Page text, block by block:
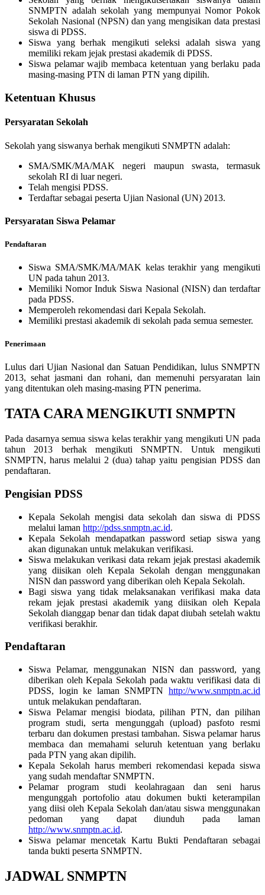
SNMPTN adalah sekolah yang mempunyai Nomor Pokok
Sekolah Nasional (NPSN) dan yang mengisikan data prestasi
siswa di PDSS.
Siswa yang berhak mengikuti seleksi adalah siswa yang
memiliki rekam jejak prestasi akademik di PDSS.
Siswa pelamar wajib membaca ketentuan yang berlaku pada
masing-masing PTN di laman PTN yang dipilih.
Ketentuan Khusus
Persyaratan Sekolah
Sekolah yang siswanya berhak mengikuti SNMPTN adalah:
SMA/SMK/MA/MAK negeri maupun swasta, termasuk
sekolah RI di luar negeri.
Telah mengisi PDSS.
Terdaftar sebagai peserta Ujian Nasional (UN) 2013.
Persyaratan Siswa Pelamar
Pendaftaran
Siswa SMA/SMK/MA/MAK kelas terakhir yang mengikuti
UN pada tahun 2013.
Memiliki Nomor Induk Siswa Nasional (NISN) dan terdaftar
pada PDSS.
Memperoleh rekomendasi dari Kepala Sekolah.
Memiliki prestasi akademik di sekolah pada semua semester.
Penerimaan
Lulus dari Ujian Nasional dan Satuan Pendidikan, lulus SNMPTN
2013, sehat jasmani dan rohani, dan memenuhi persyaratan lain
yang ditentukan oleh masing-masing PTN penerima.
TATA CARA MENGIKUTI SNMPTN
Pada dasarnya semua siswa kelas terakhir yang mengikuti UN pada
tahun 2013 berhak mengikuti SNMPTN. Untuk mengikuti
SNMPTN, harus melalui 2 (dua) tahap yaitu pengisian PDSS dan
pendaftaran.
Pengisian PDSS
Kepala Sekolah mengisi data sekolah dan siswa di PDSS
melalui laman http://pdss.snmptn.ac.id.
Kepala Sekolah mendapatkan password setiap siswa yang
akan digunakan untuk melakukan verifikasi.
Siswa melakukan verikasi data rekam jejak prestasi akademik
yang diisikan oleh Kepala Sekolah dengan menggunakan
NISN dan password yang diberikan oleh Kepala Sekolah.
Bagi siswa yang tidak melaksanakan verifikasi maka data
rekam jejak prestasi akademik yang diisikan oleh Kepala
Sekolah dianggap benar dan tidak dapat diubah setelah waktu
verifikasi berakhir.
Pendaftaran
Siswa Pelamar, menggunakan NISN dan password, yang
diberikan oleh Kepala Sekolah pada waktu verifikasi data di
PDSS, login ke laman SNMPTN http://www.snmptn.ac.id
untuk melakukan pendaftaran.
Siswa Pelamar mengisi biodata, pilihan PTN, dan pilihan
program studi, serta mengunggah (upload) pasfoto resmi
terbaru dan dokumen prestasi tambahan. Siswa pelamar harus
membaca dan memahami seluruh ketentuan yang berlaku
pada PTN yang akan dipilih.
Kepala Sekolah harus memberi rekomendasi kepada siswa
yang sudah mendaftar SNMPTN.
Pelamar program studi keolahragaan dan seni harus
mengunggah portofolio atau dokumen bukti keterampilan
yang diisi oleh Kepala Sekolah dan/atau siswa menggunakan
pedoman yang dapat diunduh pada laman
http://www.snmptn.ac.id.
Siswa pelamar mencetak Kartu Bukti Pendaftaran sebagai
tanda bukti peserta SNMPTN.
JADWAL SNMPTN